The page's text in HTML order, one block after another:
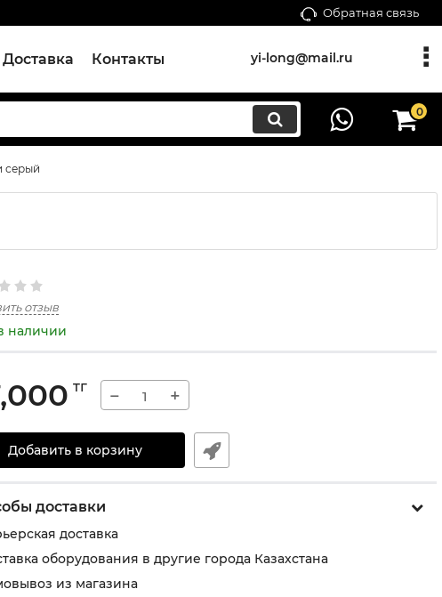
Обратная связь
Доставка Контакты yi-long@mail.ru
0
серый
отзыв
наличии
тг − +
Добавить в корзину
доставки
доставка
оборудования в другие города Казахстана
из магазина